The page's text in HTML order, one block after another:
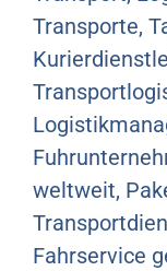
Transporte,
weltweit,
Fahrservice